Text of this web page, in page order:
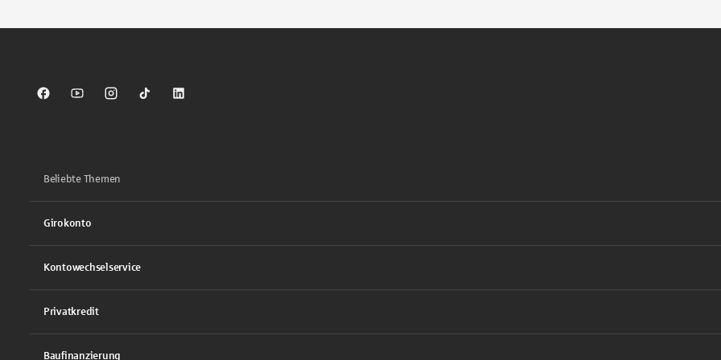
Sparkasse auf Facebook
Sparkasse auf Youtube
Sparkasse auf Instagram
Sparkasse auf TikTok
Sparkasse auf LinkedIn
Beliebte Themen
Girokonto
Kontowechselservice
Privatkredit
Baufinanzierung